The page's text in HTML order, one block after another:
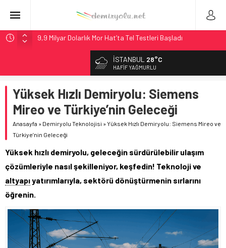
9,9 Milyar Dolarlık Mor Hat’ta Tel Testleri Başladı
Utah’ta 31 Milyon Dolarlık Proje Trafik Çilesini Bitiriyor
Wabtec Brezilya’da 1 Milyar Real’lik PTC Anlaşmasını 2031’e
Kadar Tamamlayacak
ABD’de CREATE Programı 72,4 Milyon Dolarlık Alt Geçidi
Stadler, Austin’e 21 CITYLINK Hafif Raylı Aracı Tedarik
Edecek
İSTANBUL 28°C
HAFIF YAĞMURLU
Yüksek Hızlı Demiryolu: Siemens
Mireo ve Türkiye’nin Geleceği
Anasayfa » Demiryolu Teknolojisi »Yüksek Hızlı Demiryolu: Siemens Mireo ve
Türkiye’nin Geleceği
Yüksek hızlı demiryolu, geleceğin sürdürülebilir ulaşım
çözümleriyle nasıl şekilleniyor, keşfedin! Teknoloji ve
altyapıyatırımlarıyla, sektörü dönüştürmenin sırlarını
öğrenin.